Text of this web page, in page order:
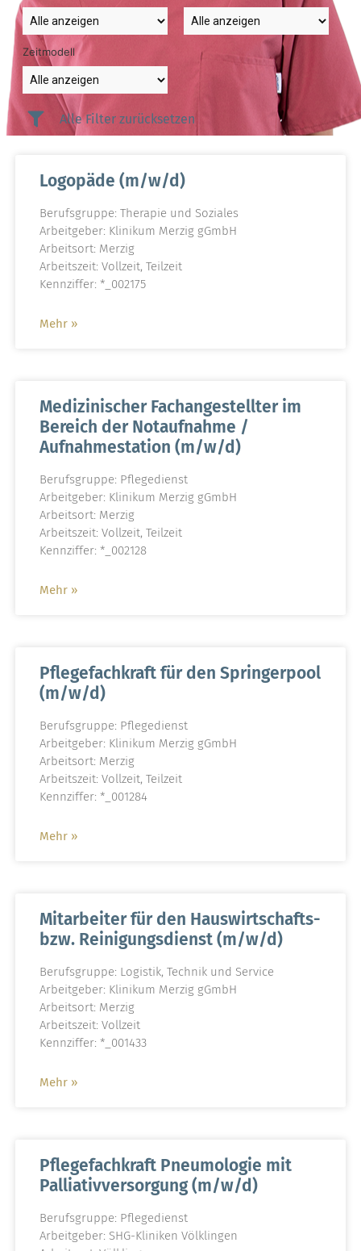
Zeitmodell
Alle Filter zurücksetzen
Logopäde (m/w/d)
Berufsgruppe: Therapie und Soziales
Arbeitgeber: Klinikum Merzig gGmbH
Arbeitsort: Merzig
Arbeitszeit: Vollzeit, Teilzeit
Kennziffer: *_002175
Mehr »
Medizinischer Fachangestellter im
Bereich der Notaufnahme /
Aufnahmestation (m/w/d)
Berufsgruppe: Pflegedienst
Arbeitgeber: Klinikum Merzig gGmbH
Arbeitsort: Merzig
Arbeitszeit: Vollzeit, Teilzeit
Kennziffer: *_002128
Mehr »
Pflegefachkraft für den Springerpool
(m/w/d)
Berufsgruppe: Pflegedienst
Arbeitgeber: Klinikum Merzig gGmbH
Arbeitsort: Merzig
Arbeitszeit: Vollzeit, Teilzeit
Kennziffer: *_001284
Mehr »
Mitarbeiter für den Hauswirtschafts-
bzw. Reinigungsdienst (m/w/d)
Berufsgruppe: Logistik, Technik und Service
Arbeitgeber: Klinikum Merzig gGmbH
Arbeitsort: Merzig
Arbeitszeit: Vollzeit
Kennziffer: *_001433
Mehr »
Pflegefachkraft Pneumologie mit
Palliativversorgung (m/w/d)
Berufsgruppe: Pflegedienst
Arbeitgeber: SHG-Kliniken Völklingen